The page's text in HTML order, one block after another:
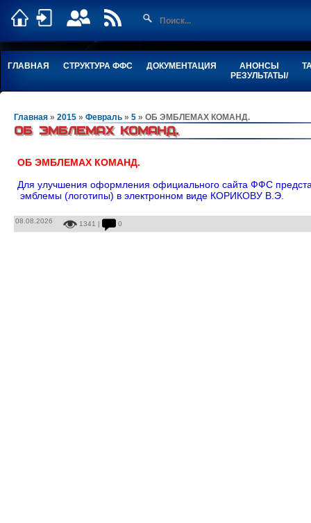
ГЛАВНАЯ СТРУКТУРА ФФС ДОКУМЕНТАЦИЯ
АНОНСЫ
РЕЗУЛЬТАТЫ/
Главная » 2015 » Февраль » 5 » ОБ ЭМБЛЕМАХ КОМАНД.
ОБ ЭМБЛЕМАХ КОМАНД.
ОБ ЭМБЛЕМАХ КОМАНД.
Для улучшения оформления официального сайта ФФС
эмблемы (логотипы) в электронном виде КОРИКОВУ В.Э.
08.08.2026 1341 | 0